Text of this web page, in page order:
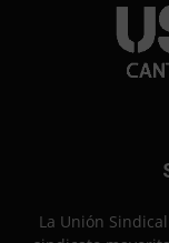
La Unión